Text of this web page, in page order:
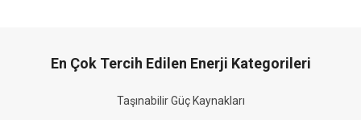
En Çok Tercih Edilen Enerji Kategorileri
Taşınabilir Güç Kaynakları